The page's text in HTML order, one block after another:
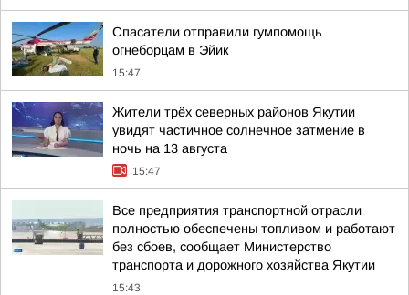
Спасатели отправили гумпомощь
огнеборцам в Эйик
15:47
Жители трёх северных районов Якутии
увидят частичное солнечное затмение в
ночь на 13 августа
15:47
Все предприятия транспортной отрасли
полностью обеспечены топливом и работают
без сбоев, сообщает Министерство
транспорта и дорожного хозяйства Якутии
15:43